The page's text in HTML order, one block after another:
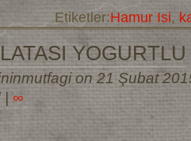
Etiketler:Hamur Isi,
YOGURTLU
on 21 Şubat
| ∞